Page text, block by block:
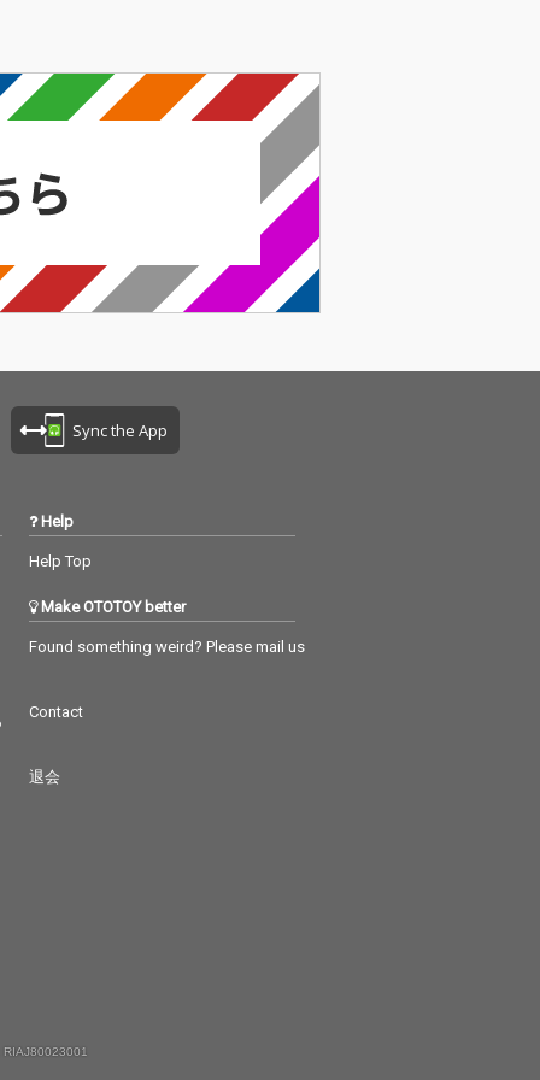
Sync the App
Help
Help Top
Make OTOTOY better
Found something weird? Please mail us
Contact
退会